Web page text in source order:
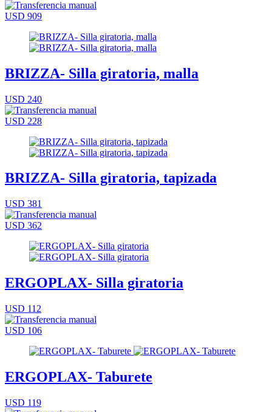
USD 909
BRIZZA- Silla giratoria, malla
USD 240
USD 228
BRIZZA- Silla giratoria, tapizada
USD 381
USD 362
ERGOPLAX- Silla giratoria
USD 112
USD 106
ERGOPLAX- Taburete
USD 119